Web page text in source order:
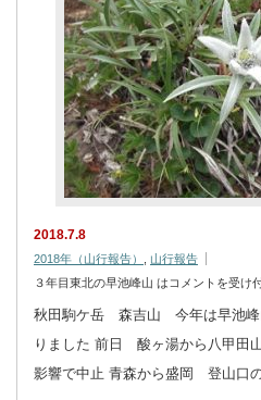
2018.7.8
2018年（山行報告）
山行報告
３年目東北の早池峰山 は コメントを受け
秋田駒ケ岳 森吉山 今年は早池
りました 前日 酸ヶ湯から八甲田
影響で中止 青森から盛岡 登山口